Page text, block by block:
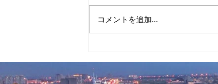
Roxas Triagle ペントハウス550
㎡
コメントを追加…